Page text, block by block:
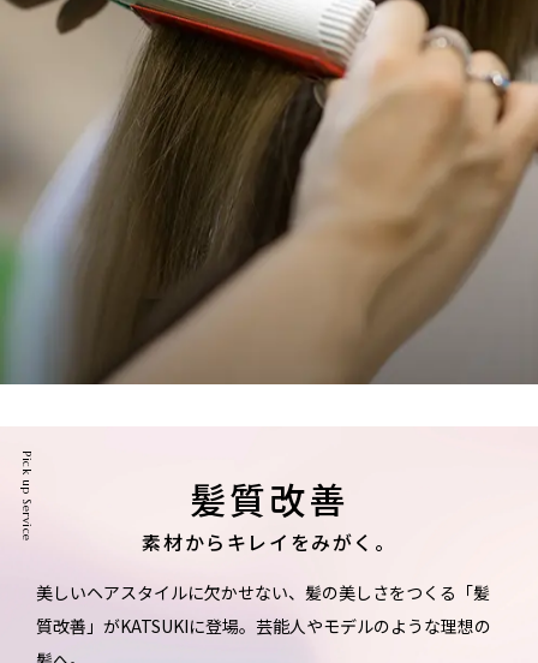
Pick up Service 髪質改善
素材からキレイをみがく。
美しいヘアスタイルに欠かせない、髪の美しさをつくる「髪
質改善」がKATSUKIに登場。 芸能人やモデルのような理想の